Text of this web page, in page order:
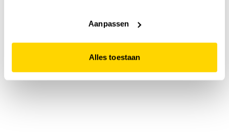
website niet optimaal functioneert.
Aanpassen
Alles toestaan